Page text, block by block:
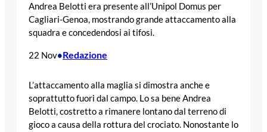
Andrea Belotti era presente all’Unipol Domus per
Cagliari-Genoa, mostrando grande attaccamento alla
squadra e concedendosi ai tifosi.
22 Nov•Redazione
L’attaccamento alla maglia si dimostra anche e
soprattutto fuori dal campo. Lo sa bene Andrea
Belotti, costretto a rimanere lontano dal terreno di
gioco a causa della rottura del crociato. Nonostante lo